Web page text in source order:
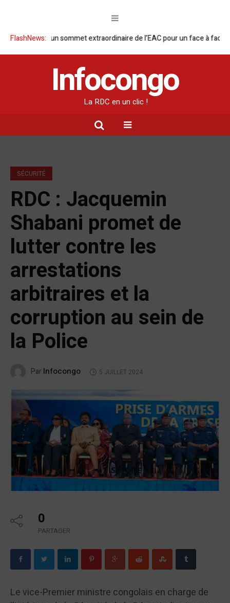
FlashNews:
un sommet extraordinaire de l’EAC pour un face à face Tshisekedi-
Infocongo
La RDC en un clic !
SÉCURITÉ
RDC : Jacquemin
Shabani promet de
lutter contre les
arrestations
arbitraires et la
corruption au sein de
la Police
Par Infocongo 5 JUILLET 2024
0
PARTAGER
Le vice-Premier ministre congolais en charge de